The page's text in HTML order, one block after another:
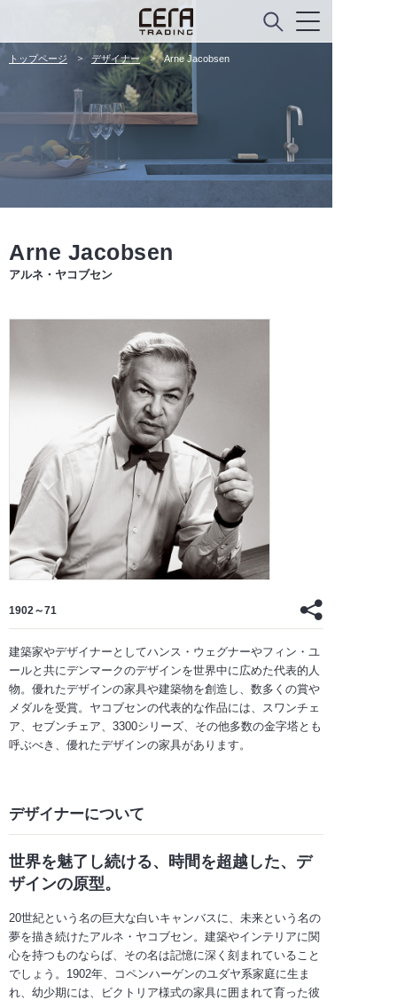
トップページ デザイナー Arne Jacobsen
Arne Jacobsen
アルネ・ヤコブセン
1902～71
建築家やデザイナーとしてハンス・ウェグナーやフィン・ユ
ールと共にデンマークのデザインを世界中に広めた代表的人
物。優れたデザインの家具や建築物を創造し、数多くの賞や
メダルを受賞。ヤコブセンの代表的な作品には、スワンチェ
ア、セブンチェア、3300シリーズ、その他多数の金字塔とも
呼ぶべき、優れたデザインの家具があります。
デザイナーについて
世界を魅了し続ける、時間を超越した、デ
ザインの原型。
20世紀という名の巨大な白いキャンバスに、未来という名の
夢を描き続けたアルネ・ヤコブセン。建築やインテリアに関
心を持つものならば、その名は記憶に深く刻まれていること
でしょう。1902年、コペンハーゲンのユダヤ系家庭に生ま
れ、幼少期には、ビクトリア様式の家具に囲まれて育った彼